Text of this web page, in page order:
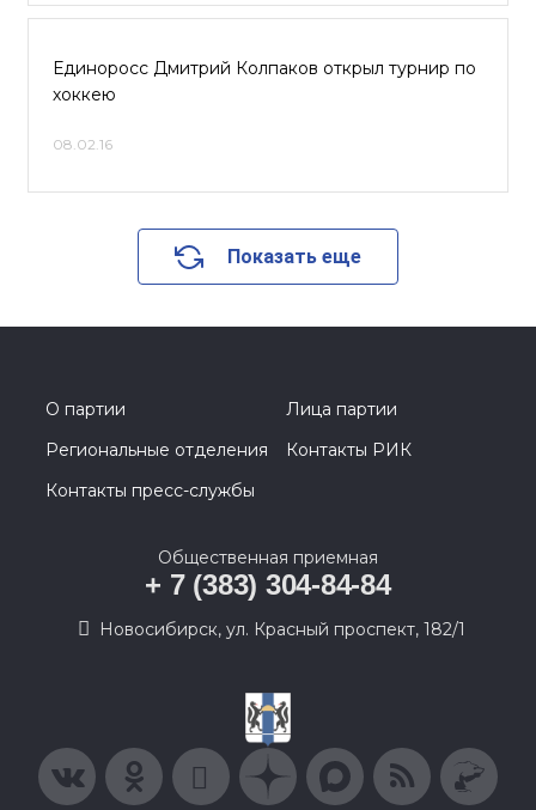
Единоросс Дмитрий Колпаков открыл турнир по
хоккею
08.02.16
Показать еще
О партии
Лица партии
Региональные отделения
Контакты РИК
Контакты пресс-службы
Общественная приемная
+ 7 (383) 304-84-84
Новосибирск, ул. Красный проспект, 182/1